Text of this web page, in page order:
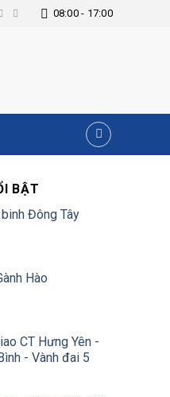
08:00 - 17:00
BẬT
Đông Tây
Hào
CT Hưng Yên -
- Vành đai 5